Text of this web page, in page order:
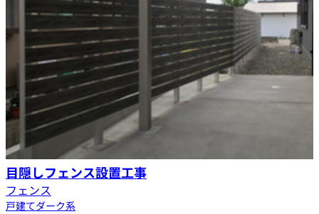
目隠しフェンス設置工事
フェンス
戸建てダーク系